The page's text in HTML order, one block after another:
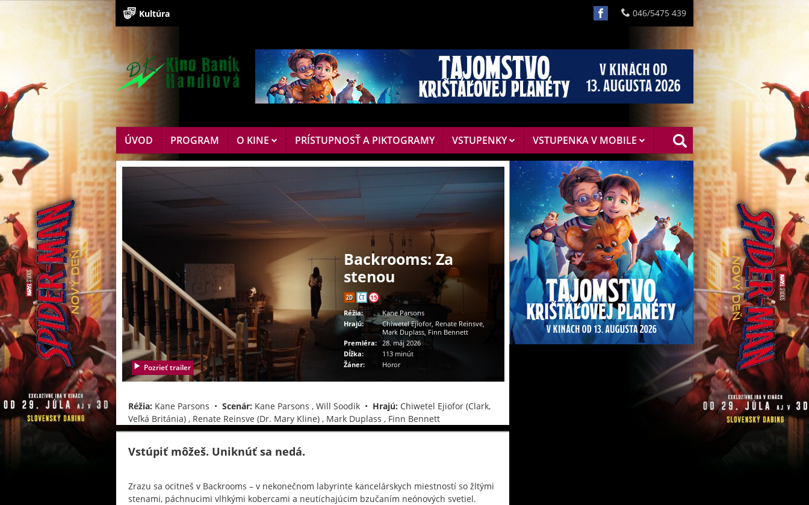
Kultúra 046/5475 439
ÚVOD PROGRAM O KINE PRÍSTUPNOSŤ A PIKTOGRAMY VSTUPENKY VSTUPENKA V MOBILE
Pozrieť trailer
Backrooms: Za
stenou
2D ČT 15
Réžia:
Kane Parsons
Hrajú:
Chiwetel Ejiofor, Renate Reinsve,
Mark Duplass, Finn Bennett
Premiéra: 28. máj 2026
Dĺžka:
113 minút
Žáner:
Horor
Réžia: Kane Parsons • Scenár: Kane Parsons , Will Soodik • Hrajú: Chiwetel Ejiofor (Clark,
Veľká Británia) , Renate Reinsve (Dr. Mary Kline) , Mark Duplass , Finn Bennett
Vstúpiť môžeš. Uniknúť sa nedá.
Zrazu sa ocitneš v Backrooms – v nekonečnom labyrinte kancelárskych miestností so žltými
stenami, páchnucimi vlhkými kobercami a neutíchajúcim bzučaním neónových svetiel.